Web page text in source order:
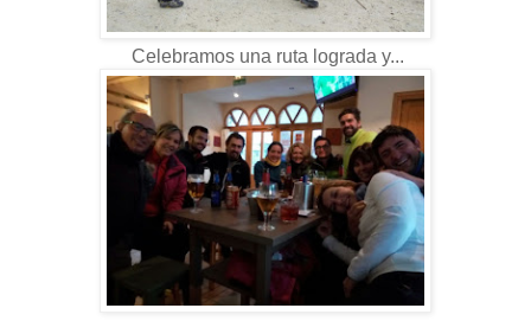
Celebramos una ruta lograda y...